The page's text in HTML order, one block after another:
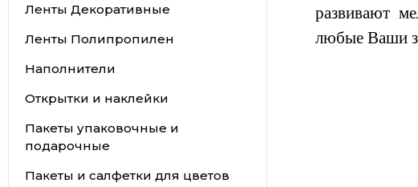
Ленты Декоративные
Ленты Полипропилен
Наполнители
Открытки и наклейки
Пакеты упаковочные и
подарочные
Пакеты и салфетки для цветов
развивают
любые Ваши